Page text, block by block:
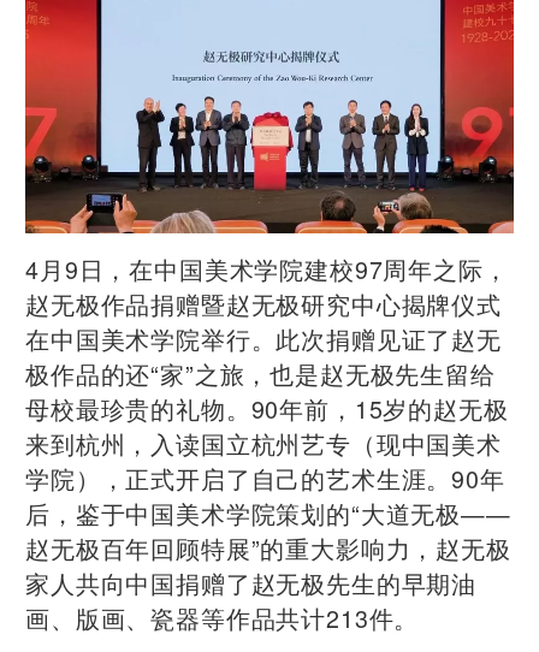
4月9日，在中国美术学院建校97周年之际，
赵无极作品捐赠暨赵无极研究中心揭牌仪式
在中国美术学院举行。此次捐赠见证了赵无
极作品的还“家”之旅，也是赵无极先生留给
母校最珍贵的礼物。90年前，15岁的赵无极
来到杭州，入读国立杭州艺专（现中国美术
学院），正式开启了自己的艺术生涯。90年
后，鉴于中国美术学院策划的“大道无极——
赵无极百年回顾特展”的重大影响力，赵无极
家人共向中国捐赠了赵无极先生的早期油
画、版画、瓷器等作品共计213件。